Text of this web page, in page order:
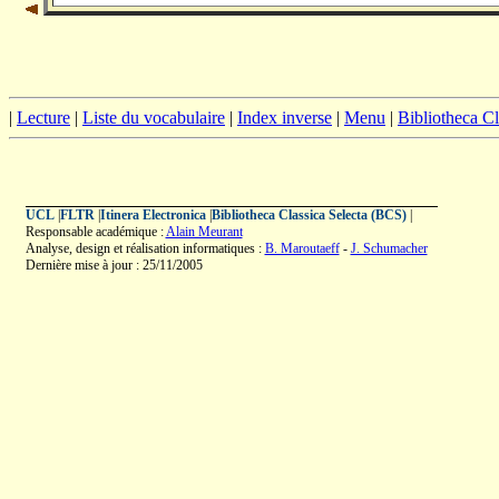
| Lecture | Liste du vocabulaire | Index inverse | Menu | Bibliotheca
UCL| FLTR| Itinera Electronica| Bibliotheca Classica Selecta (BCS)|
Responsable académique :Alain Meurant
Analyse, design et réalisation informatiques : B. Maroutaeff- J. Schumacher
Dernière mise à jour : 25/11/2005